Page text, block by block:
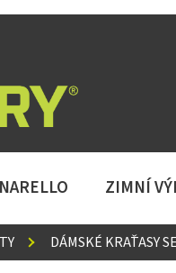
ZIMNÍ
DÁMSKÉ KRAŤASY